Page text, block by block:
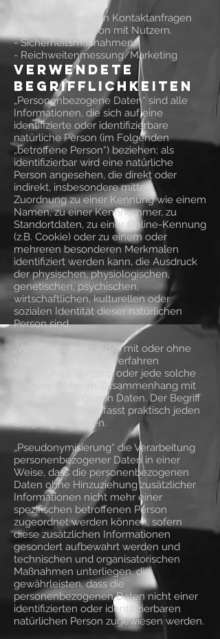
- Beantwortung von Kontaktanfragen
und Kommunikation mit Nutzern.
- Sicherheitsmaßnahmen.
- Reichweitenmessung/Marketing
Verwendete
Begrifflichkeiten
„Personenbezogene Daten“ sind alle
Informationen, die sich auf eine
identifizierte oder identifizierbare
natürliche Person (im Folgenden
„betroffene Person“) beziehen; als
identifizierbar wird eine natürliche
Person angesehen, die direkt oder
indirekt, insbesondere mittels
Zuordnung zu einer Kennung wie einem
Namen, zu einer Kennnummer, zu
Standortdaten, zu einer Online-Kennung
(z.B. Cookie) oder zu einem oder
mehreren besonderen Merkmalen
identifiziert werden kann, die Ausdruck
der physischen, physiologischen,
genetischen, psychischen,
wirtschaftlichen, kulturellen oder
sozialen Identität dieser natürlichen
Person sind.
„Verarbeitung“ ist jeder mit oder ohne
Hilfe automatisierter Verfahren
ausgeführte Vorgang oder jede solche
Vorgangsreihe im Zusammenhang mit
personenbezogenen Daten. Der Begriff
reicht weit und umfasst praktisch jeden
Umgang mit Daten.
„Pseudonymisierung“ die Verarbeitung
personenbezogener Daten in einer
Weise, dass die personenbezogenen
Daten ohne Hinzuziehung zusätzlicher
Informationen nicht mehr einer
spezifischen betroffenen Person
zugeordnet werden können, sofern
diese zusätzlichen Informationen
gesondert aufbewahrt werden und
technischen und organisatorischen
Maßnahmen unterliegen, die
gewährleisten, dass die
personenbezogenen Daten nicht einer
identifizierten oder identifizierbaren
natürlichen Person zugewiesen werden.